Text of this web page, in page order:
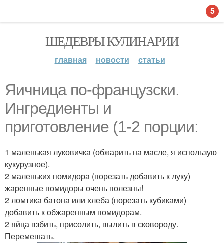
ШЕДЕВРЫ КУЛИНАРИИ
главная новости статьи
Яичница по-французски.
Ингредиенты и
приготовление (1-2 порции:
1 маленькая луковичка (обжарить на масле, я использую
кукурузное).
2 маленьких помидора (порезать добавить к луку)
жаренные помидоры очень полезны!
2 ломтика батона или хлеба (порезать кубиками)
добавить к обжаренным помидорам.
2 яйца взбить, присолить, вылить в сковороду.
Перемешать.
5